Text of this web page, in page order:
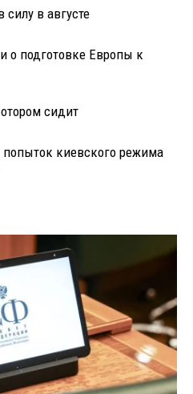
в августе
о подготовке Европы к
сидит
попыток киевского режима